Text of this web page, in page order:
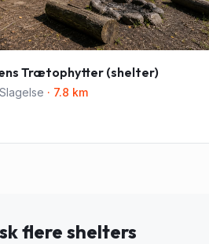
Trætophytter (shelter)
Slagelse · 7.8 km
flere shelters